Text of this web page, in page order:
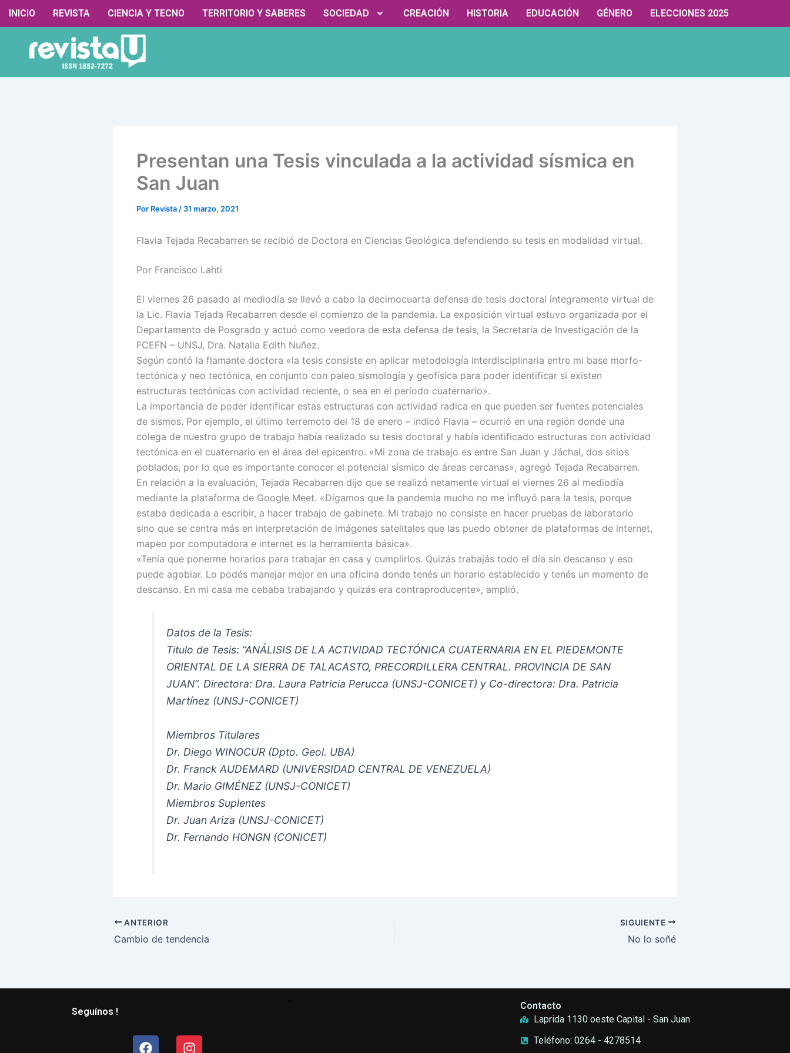
contenido
INICIO REVISTA CIENCIA Y TECNO TERRITORIO Y SABERES SOCIEDAD CREACIÓN HISTORIA EDUCACIÓN GÉNERO ELECCIONES 2025
Presentan una Tesis vinculada a la actividad sísmica en
San Juan
Por Revista / 31 marzo, 2021
Flavia Tejada Recabarren se recibió de Doctora en Ciencias Geológica defendiendo su tesis en modalidad virtual.
Por Francisco Lahti
El viernes 26 pasado al mediodía se llevó a cabo la decimocuarta defensa de tesis doctoral íntegramente virtual de
la Lic. Flavia Tejada Recabarren desde el comienzo de la pandemia. La exposición virtual estuvo organizada por el
Departamento de Posgrado y actuó como veedora de esta defensa de tesis, la Secretaria de Investigación de la
FCEFN – UNSJ, Dra. Natalia Edith Nuñez.
Según contó la flamante doctora «la tesis consiste en aplicar metodología interdisciplinaria entre mi base morfo-
tectónica y neo tectónica, en conjunto con paleo sismología y geofísica para poder identificar si existen
estructuras tectónicas con actividad reciente, o sea en el período cuaternario».
La importancia de poder identificar estas estructuras con actividad radica en que pueden ser fuentes potenciales
de sismos. Por ejemplo, el último terremoto del 18 de enero – indicó Flavia – ocurrió en una región donde una
colega de nuestro grupo de trabajo había realizado su tesis doctoral y había identificado estructuras con actividad
tectónica en el cuaternario en el área del epicentro. «Mi zona de trabajo es entre San Juan y Jáchal, dos sitios
poblados, por lo que es importante conocer el potencial sísmico de áreas cercanas», agregó Tejada Recabarren.
En relación a la evaluación, Tejada Recabarren dijo que se realizó netamente virtual el viernes 26 al mediodía
mediante la plataforma de Google Meet. «Digamos que la pandemia mucho no me influyó para la tesis, porque
estaba dedicada a escribir, a hacer trabajo de gabinete. Mi trabajo no consiste en hacer pruebas de laboratorio
sino que se centra más en interpretación de imágenes satelitales que las puedo obtener de plataformas de internet,
mapeo por computadora e internet es la herramienta básica».
«Tenía que ponerme horarios para trabajar en casa y cumplirlos. Quizás trabajás todo el día sin descanso y eso
puede agobiar. Lo podés manejar mejor en una oficina donde tenés un horario establecido y tenés un momento de
descanso. En mi casa me cebaba trabajando y quizás era contraproducente», amplió.
Datos de la Tesis:
Titulo de Tesis: “ANÁLISIS DE LA ACTIVIDAD TECTÓNICA CUATERNARIA EN EL PIEDEMONTE
ORIENTAL DE LA SIERRA DE TALACASTO, PRECORDILLERA CENTRAL. PROVINCIA DE SAN
JUAN”. Directora: Dra. Laura Patricia Perucca (UNSJ-CONICET) y Co-directora: Dra. Patricia
Martínez (UNSJ-CONICET)
Miembros Titulares
Dr. Diego WINOCUR (Dpto. Geol. UBA)
Dr. Franck AUDEMARD (UNIVERSIDAD CENTRAL DE VENEZUELA)
Dr. Mario GIMÉNEZ (UNSJ-CONICET)
Miembros Suplentes
Dr. Juan Ariza (UNSJ-CONICET)
Dr. Fernando HONGN (CONICET)
ANTERIOR
Cambio de tendencia
SIGUIENTE
No lo soñé
Seguínos !
Contacto
Laprida 1130 oeste Capital - San Juan
Teléfono: 0264 - 4278514